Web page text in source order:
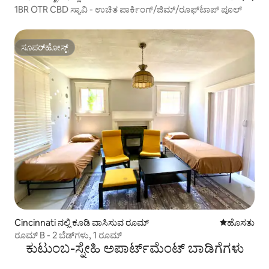
1BR OTR CBD ಸ್ಯಾವಿ - ಉಚಿತ ಪಾರ್ಕಿಂಗ್/ಜಿಮ್/ರೂಫ್‌ಟಾಪ್ ಪೂಲ್
ಸೂಪರ್‌ಹೋಸ್ಟ್
ಸೂಪರ್‌ಹೋಸ್ಟ್
Cincinnati ನಲ್ಲಿ ಕೂಡಿ ವಾಸಿಸುವ ರೂಮ್ ವಾಸ್ತವ್ಯ
ಹೊಸತು
ರೂಮ್ B - 2 ಬೆಡ್‌ಗಳು, 1 ರೂಮ್
ಕುಟುಂಬ-ಸ್ನೇಹಿ ಅಪಾರ್ಟ್‌ಮೆಂಟ್ ಬಾಡಿಗೆಗಳು